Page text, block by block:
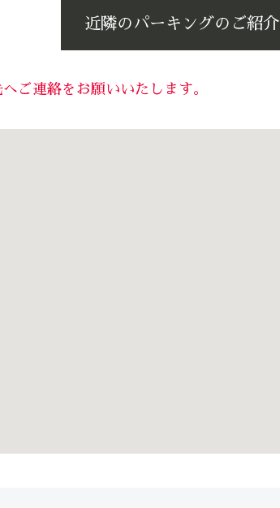
近隣のパーキングのご紹介
ご連絡をお願いいたします。